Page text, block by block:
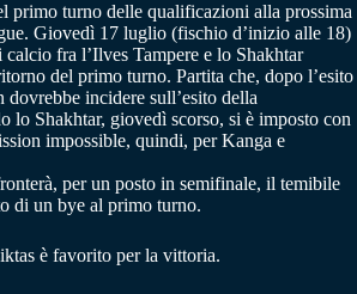
primo turno delle qualificazioni alla prossima
Giovedì 17 luglio (fischio d’inizio alle 18)
fra l’Ilves Tampere e lo Shakhtar
del primo turno. Partita che, dopo l’esito
dovrebbe incidere sull’esito della
lo Shakhtar, giovedì scorso, si è imposto con
impossible, quindi, per Kanga e
per un posto in semifinale, il temibile
di un bye al primo turno.
è favorito per la vittoria.